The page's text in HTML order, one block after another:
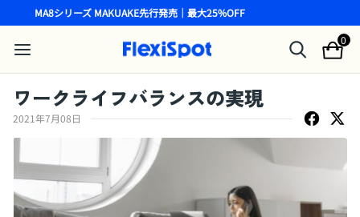
MA8シリーズ MAKUAKE先行発売｜最大25%OFF
0
ワークライフバランスの実現
2021年7月08日